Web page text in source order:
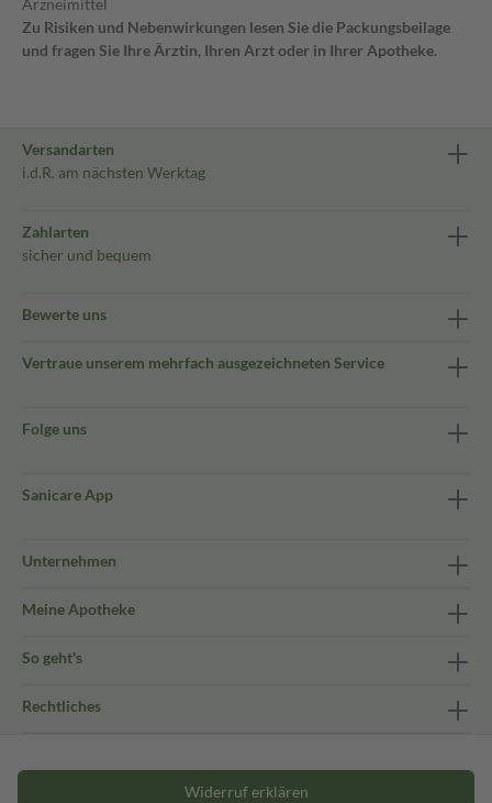
Arzneimittel
Zu Risiken und Nebenwirkungen lesen Sie die Packungsbeilage
und fragen Sie Ihre Ärztin, Ihren Arzt oder in Ihrer Apotheke.
Versandarten
i.d.R. am nächsten Werktag
Zahlarten
sicher und bequem
Bewerte uns
Vertraue unserem mehrfach ausgezeichneten Service
Folge uns
Sanicare App
Unternehmen
Meine Apotheke
So geht's
Rechtliches
Widerruf erklären